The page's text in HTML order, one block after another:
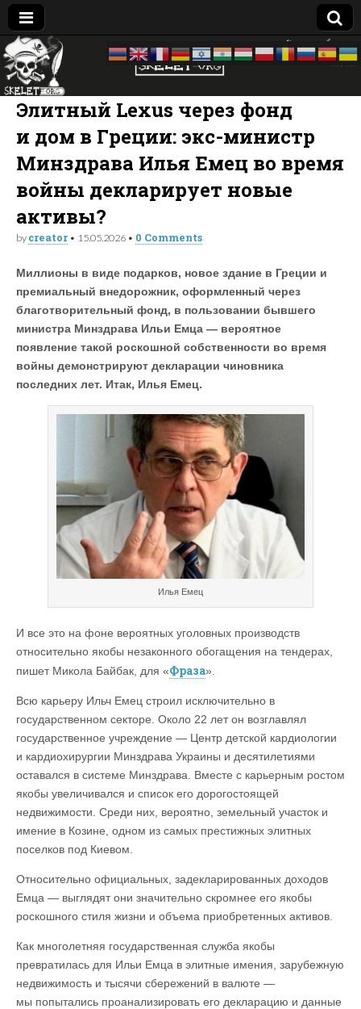
Skelet
Org
досье —
биография
—
компромат:
Украина
Элитный Lexus через фонд
и дом в Греции: экс-министр
Минздрава Илья Емец во время
войны декларирует новые
активы?
by creator• 15.05.2026 • 0 Comments
Миллионы в виде подарков, новое здание в Греции и
премиальный внедорожник, оформленный через
благотворительный фонд, в пользовании бывшего
министра Минздрава Ильи Емца — вероятное
появление такой роскошной собственности во время
войны демонстрируют декларации чиновника
последних лет. Итак, Илья Емец.
Илья Емец
И все это на фоне вероятных уголовных производств
относительно якобы незаконного обогащения на тендерах,
пишет Микола Байбак, для «Фраза».
Всю карьеру Ильч Емец строил исключительно в
государственном секторе. Около 22 лет он возглавлял
государственное учреждение — Центр детской кардиологии
и кардиохирургии Минздрава Украины и десятилетиями
оставался в системе Минздрава. Вместе с карьерным ростом
якобы увеличивался и список его дорогостоящей
недвижимости. Среди них, вероятно, земельный участок и
имение в Козине, одном из самых престижных элитных
поселков под Киевом.
Относительно официальных, задекларированных доходов
Емца — выглядят они значительно скромнее его якобы
роскошного стиля жизни и объема приобретенных активов.
Как многолетняя государственная служба якобы
превратилась для Ильи Емца в элитные имения, зарубежную
недвижимость и тысячи сбережений в валюте —
мы попытались проанализировать его декларацию и данные